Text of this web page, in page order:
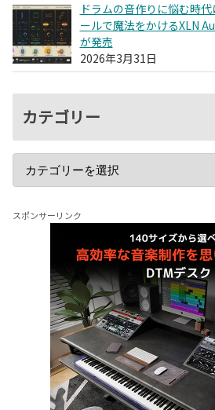
ドラムの音作りに悩む時
ールで魔法をかけるXLN
が発売
2026年3月31日
カテゴリー
スポンサーリンク